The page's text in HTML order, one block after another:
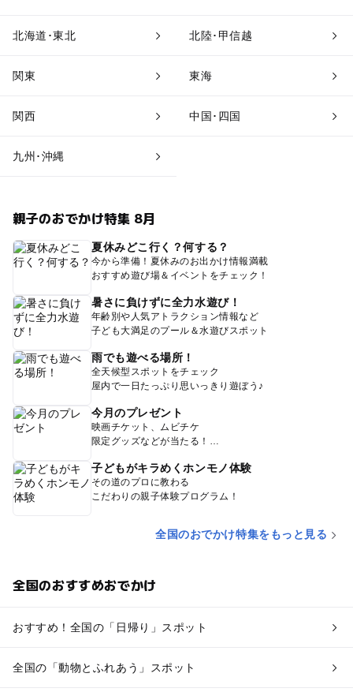
北海道･東北 北陸･甲信越
関東 東海
関西 中国･四国
九州･沖縄
親子のおでかけ特集 8月
夏休みどこ行く？何する？
今から準備！夏休みのお出かけ情報満載
おすすめ遊び場＆イベントをチェック！
暑さに負けずに全力水遊び！
年齢別や人気アトラクション情報など
子ども大満足のプール＆水遊びスポット
雨でも遊べる場所！
全天候型スポットをチェック
屋内で一日たっぷり思いっきり遊ぼう♪
今月のプレゼント
映画チケット、ムビチケ
限定グッズなどが当たる！
子どもがキラめくホンモノ体験
その道のプロに教わる
こだわりの親子体験プログラム！
全国のおでかけ特集をもっと見る
全国のおすすめおでかけ
おすすめ！全国の「日帰り」スポット
全国の「動物とふれあう」スポット